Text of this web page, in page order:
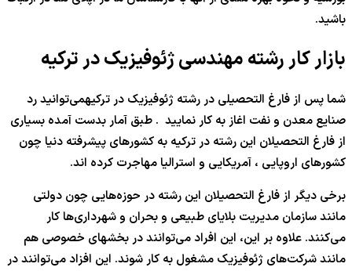
باشید.
بازار کار رشته مهندسی ژئوفیزیک در ترکیه
شما پس از فارغ التحصیلی در رشته ژئوفیزیک در ترکیهمی‌توانید رد
صنایع معدن و نفت اغاز به کار نمایید . طبق آمار بدست آمده بسیاری
از فارغ التحصیلان این رشته در ترکیه به کشورهای پیشرفته دنیا چون
کشورهای اروپایی ، آمریکایی و استرالیا مهاجرت کرده اند.
برخی دیگر از فارغ التحصیلان این رشته در حوزه‌هایی چون دولتی
مانند سازمان مدیریت بلایای طبیعی و بحران و شهرداری‌ها کار
می‌کنند. علاوه بر این، این افراد می‌توانند در بخشهای خصوصی هم
مانند شرکت‌های ژئوفیزیک مشغول به کار شوند. این افزاد می‌توانند در